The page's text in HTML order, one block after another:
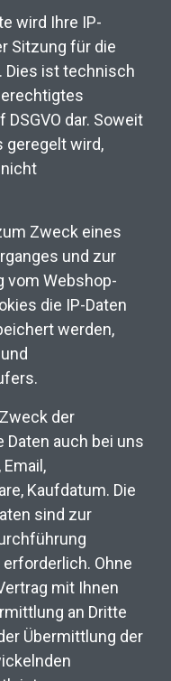
wird Ihre IP-
Sitzung für die
Dies ist technisch
DSGVO dar. Soweit
geregelt wird,
Zweck eines
und zur
vom Webshop-
die IP-Daten
werden,
der
auch bei uns
Kaufdatum. Die
sind zur
Ohne
mit Ihnen
an Dritte
Übermittlung der